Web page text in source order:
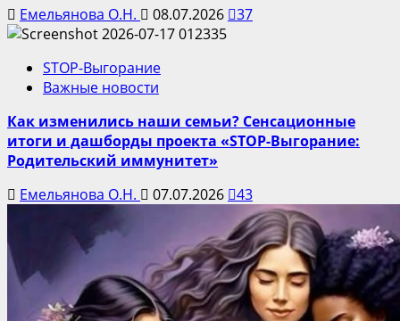
Емельянова О.Н.
08.07.2026 37
STOP-Выгорание
Важные новости
Как изменились наши семьи? Сенсационные
итоги и дашборды проекта «STOP-Выгорание:
Родительский иммунитет»
Емельянова О.Н.
07.07.2026 43